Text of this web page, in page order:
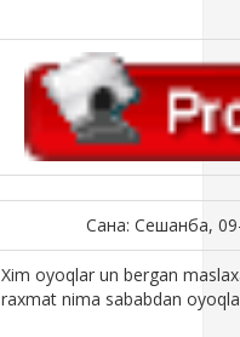
Сана: Сешанба,
Xim oyoqlar un bergan
raxmat nima sababdan